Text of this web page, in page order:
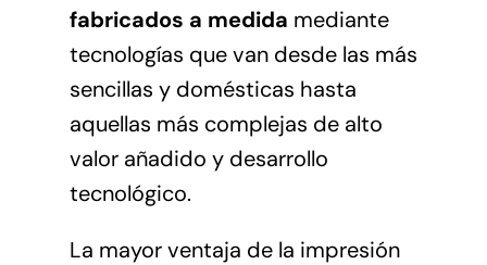
fabricados a medida mediante
tecnologías que van desde las más
sencillas y domésticas hasta
aquellas más complejas de alto
valor añadido y desarrollo
tecnológico.
La mayor ventaja de la impresión